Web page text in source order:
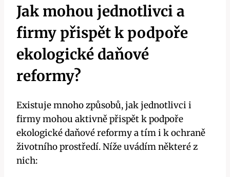
Jak mohou jednotlivci a
firmy přispět k podpoře
ekologické daňové
reformy?
Existuje mnoho způsobů, jak jednotlivci i
firmy mohou aktivně přispět k podpoře
ekologické daňové reformy a tím i k ochraně
životního prostředí. Níže uvádím některé z
nich: